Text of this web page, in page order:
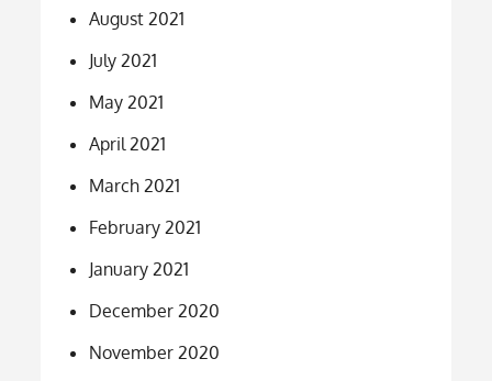
August 2021
July 2021
May 2021
April 2021
March 2021
February 2021
January 2021
December 2020
November 2020